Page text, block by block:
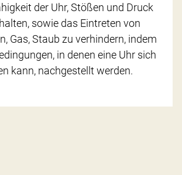
der Uhr, Stößen und Druck
sowie das Eintreten von
Gas, Staub zu verhindern, indem
in denen eine Uhr sich
kann, nachgestellt werden.